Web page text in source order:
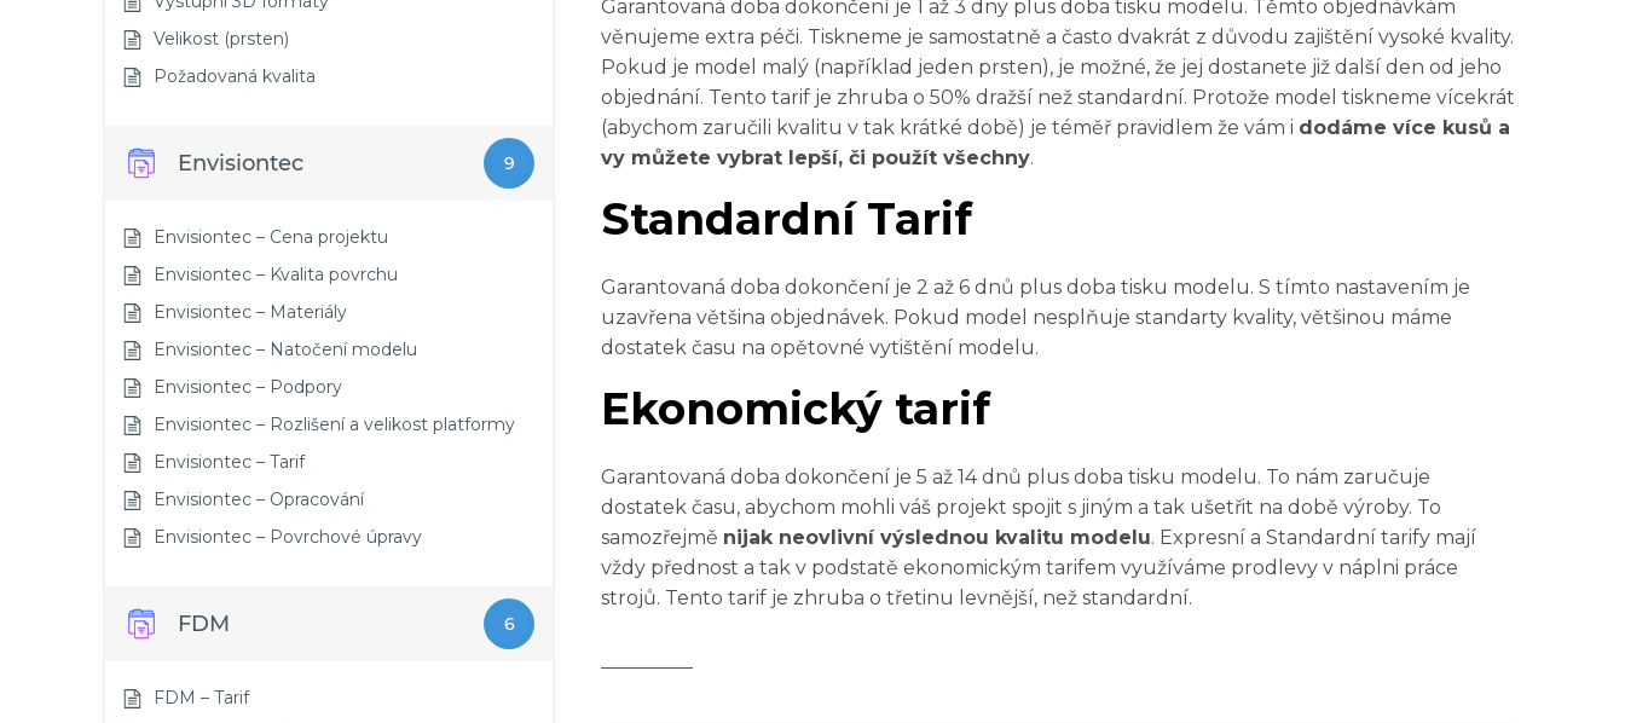
Velikost (prsten)
Požadovaná kvalita
Envisiontec 9
Envisiontec – Cena projektu
Envisiontec – Kvalita povrchu
Envisiontec – Materiály
Envisiontec – Natočení modelu
Envisiontec – Podpory
Envisiontec – Rozlišení a velikost platformy
Envisiontec – Tarif
Envisiontec – Opracování
Envisiontec – Povrchové úpravy
FDM 6
FDM – Tarif
Garantovaná doba dokončení je 1 až 3 dny plus doba tisku modelu. Těmto objednávkám
věnujeme extra péči. Tiskneme je samostatně a často dvakrát z důvodu zajištění vysoké kvality.
Pokud je model malý (například jeden prsten), je možné, že jej dostanete již další den od jeho
objednání. Tento tarif je zhruba o 50% dražší než standardní. Protože model tiskneme vícekrát
(abychom zaručili kvalitu v tak krátké době) je téměř pravidlem že vám i dodáme více kusů a
vy můžete vybrat lepší, či použít všechny.
Standardní Tarif
Garantovaná doba dokončení je 2 až 6 dnů plus doba tisku modelu. S tímto nastavením je
uzavřena většina objednávek. Pokud model nesplňuje standarty kvality, většinou máme
dostatek času na opětovné vytištění modelu.
Ekonomický tarif
Garantovaná doba dokončení je 5 až 14 dnů plus doba tisku modelu. To nám zaručuje
dostatek času, abychom mohli váš projekt spojit s jiným a tak ušetřit na době výroby. To
samozřejmě nijak neovlivní výslednou kvalitu modelu. Expresní a Standardní tarify mají
vždy přednost a tak v podstatě ekonomickým tarifem využíváme prodlevy v náplni práce
strojů. Tento tarif je zhruba o třetinu levnější, než standardní.